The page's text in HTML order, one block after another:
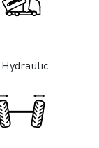
Hydraulic